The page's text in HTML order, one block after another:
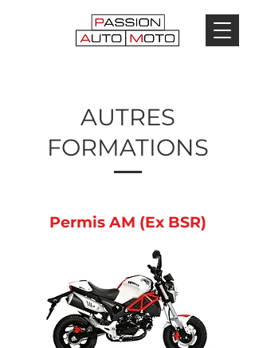
AUTRES
FORMATIONS
Permis AM (Ex BSR)